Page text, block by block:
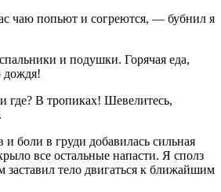
чаю попьют и согреются, — бубнил я
и подушки. Горячая еда,
дождя!
В тропиках! Шевелитесь,
боли в груди добавилась сильная
все остальные напасти. Я сполз
заставил тело двигаться к ближайшим